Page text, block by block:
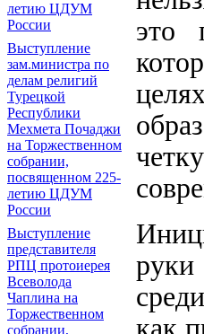
летию ЦДУМ
России
Выступление
зам.министра по
делам религий
Турецкой
Республики
Мехмета Почаджи
на Торжественном
собрании,
посвященном 225-
летию ЦДУМ
России
Выступление
представителя
РПЦ протоиерея
Всеволода
Чаплина на
Торжественном
собрании,
это
руки